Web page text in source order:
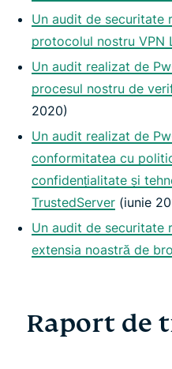
Un audit de securitate
protocolul nostru VPN
Un audit realizat de
procesul nostru de
2020)
Un audit realizat de
conformitatea cu
confidențialitate și
TrustedServer (iunie
Un audit de securitate
extensia noastră de
Raport de